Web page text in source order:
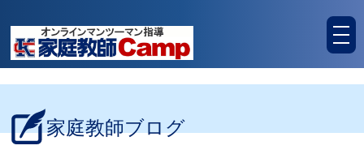
家庭教師ブログ